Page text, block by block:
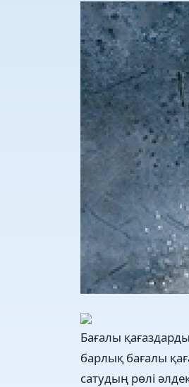
Бағалы
барлық бағалы
сатудың рөлі